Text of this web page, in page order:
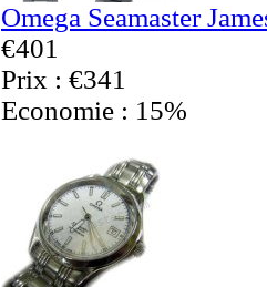
Omega Seamaster
€401
Prix : €341
Economie : 15%